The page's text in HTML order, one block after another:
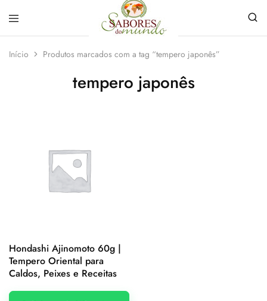
do
Mundo
loja
de
Especiarias
Início Produtos marcados com a tag “tempero japonês”
tempero japonês
Hondashi Ajinomoto 60g |
Tempero Oriental para
Caldos, Peixes e Receitas